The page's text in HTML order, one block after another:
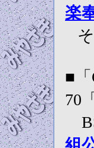
楽
■
70